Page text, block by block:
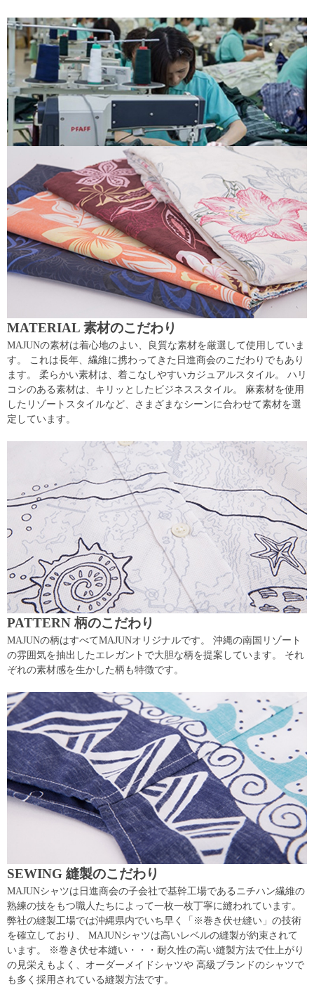
MATERIAL 素材のこだわり
MAJUNの素材は着心地のよい、良質な素材を厳選して使用していま
す。 これは長年、繊維に携わってきた日進商会のこだわりでもあり
ます。 柔らかい素材は、着こなしやすいカジュアルスタイル。 ハリ
コシのある素材は、キリッとしたビジネススタイル。 麻素材を使用
したリゾートスタイルなど、さまざまなシーンに合わせて素材を選
定しています。
PATTERN 柄のこだわり
MAJUNの柄はすべてMAJUNオリジナルです。 沖縄の南国リゾート
の雰囲気を抽出したエレガントで大胆な柄を提案しています。 それ
ぞれの素材感を生かした柄も特徴です。
SEWING 縫製のこだわり
MAJUNシャツは日進商会の子会社で基幹工場であるニチハン繊維の
熟練の技をもつ職人たちによって一枚一枚丁寧に縫われています。
弊社の縫製工場では沖縄県内でいち早く「※巻き伏せ縫い」の技術
を確立しており、 MAJUNシャツは高いレベルの縫製が約束されて
います。 ※巻き伏せ本縫い・・・耐久性の高い縫製方法で仕上がり
の見栄えもよく、オーダーメイドシャツや 高級ブランドのシャツで
も多く採用されている縫製方法です。